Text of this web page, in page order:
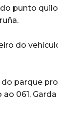
punto
do
parque
061, Garda